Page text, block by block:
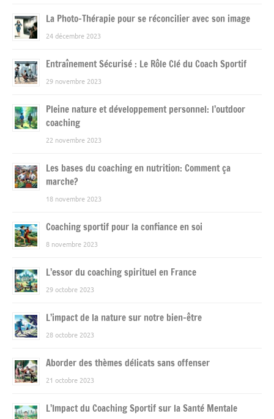
La Photo-Thérapie pour se réconcilier avec son image
24 décembre 2023
Entraînement Sécurisé : Le Rôle Clé du Coach Sportif
29 novembre 2023
Pleine nature et développement personnel: l’outdoor
coaching
22 novembre 2023
Les bases du coaching en nutrition: Comment ça
marche?
18 novembre 2023
Coaching sportif pour la confiance en soi
8 novembre 2023
L’essor du coaching spirituel en France
29 octobre 2023
L’impact de la nature sur notre bien-être
28 octobre 2023
Aborder des thèmes délicats sans offenser
21 octobre 2023
L’Impact du Coaching Sportif sur la Santé Mentale